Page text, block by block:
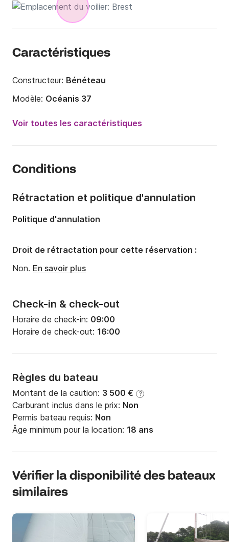
Caractéristiques
Constructeur: Bénéteau
Modèle: Océanis 37
Année:
Nombre de couchages:
Nombre de salles de bains:
Tirant d'eau:1.9m
Puissance moteur:29cv
Voir toutes les caractéristiques
Conditions
Check-in & check-out
Horaire de check-in: 09:00
Horaire de check-out: 16:00
Règles du bateau
Montant de la caution: 3 500 € ?
Carburant inclus dans le prix: Non
Permis bateau requis: Non
Âge minimum pour la location: 18 ans
Rétractation et politique d'annulation
Politique d'annulation
Droit de rétractation pour cette réservation :
Non. En savoir plus
Vérifier la disponibilité des bateaux
similaires